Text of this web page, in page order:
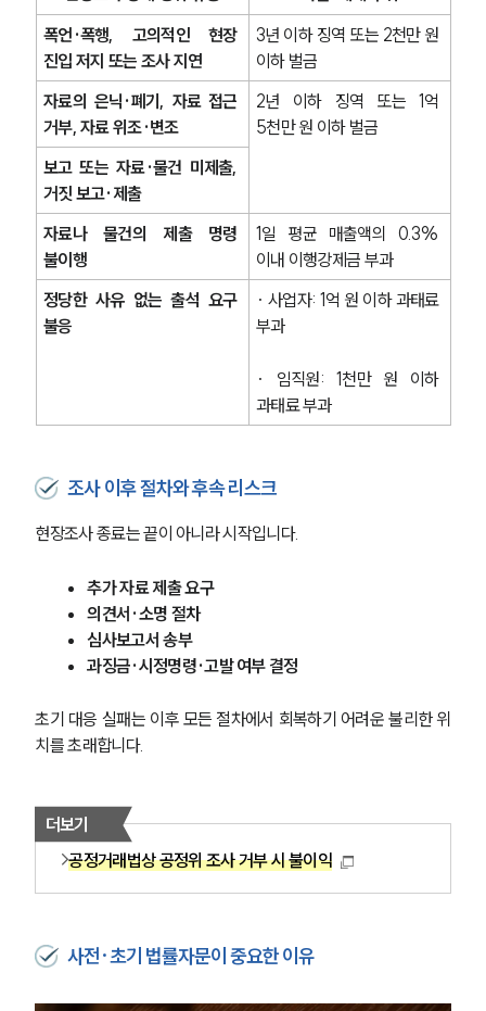
폭언·폭행, 고의적인 현장
진입 저지 또는 조사 지연
3년 이하 징역 또는 2천만 원
이하 벌금
자료의 은닉·폐기, 자료 접근
거부, 자료 위조·변조
2년 이하 징역 또는 1억
5천만 원 이하 벌금
보고 또는 자료·물건 미제출,
거짓 보고·제출
자료나 물건의 제출 명령
불이행
1일 평균 매출액의 0.3%
이내 이행강제금 부과
정당한 사유 없는 출석 요구
불응
· 사업자: 1억 원 이하 과태료
부과
· 임직원: 1천만 원 이하
과태료 부과
조사 이후 절차와 후속 리스크
현장조사 종료는 끝이 아니라 시작입니다.
추가 자료 제출 요구
의견서·소명 절차
심사보고서 송부
과징금·시정명령·고발 여부 결정
초기 대응 실패는 이후 모든 절차에서 회복하기 어려운 불리한 위
치를 초래합니다.
더보기
공정거래법상 공정위 조사 거부 시 불이익
사전·초기 법률자문이 중요한 이유